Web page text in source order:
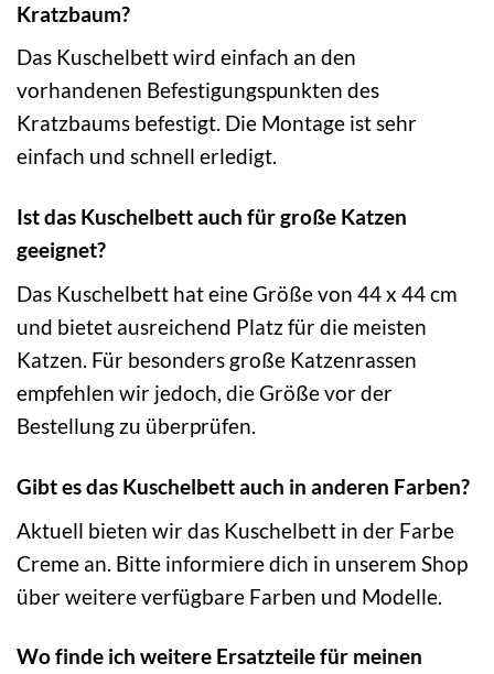
Kratzbaum?
Das Kuschelbett wird einfach an den
vorhandenen Befestigungspunkten des
Kratzbaums befestigt. Die Montage ist sehr
einfach und schnell erledigt.
Ist das Kuschelbett auch für große Katzen
geeignet?
Das Kuschelbett hat eine Größe von 44 x 44 cm
und bietet ausreichend Platz für die meisten
Katzen. Für besonders große Katzenrassen
empfehlen wir jedoch, die Größe vor der
Bestellung zu überprüfen.
Gibt es das Kuschelbett auch in anderen Farben?
Aktuell bieten wir das Kuschelbett in der Farbe
Creme an. Bitte informiere dich in unserem Shop
über weitere verfügbare Farben und Modelle.
Wo finde ich weitere Ersatzteile für meinen